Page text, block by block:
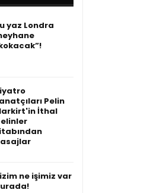
yaz Londra
Pelin
İthal
ne işimiz var